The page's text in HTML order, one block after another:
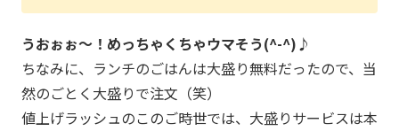
うおぉぉ～！めっちゃくちゃウマそう(^-^)♪
ちなみに、ランチのごはんは大盛り無料だったので、当
然のごとく大盛りで注文（笑）
値上げラッシュのこのご時世では、大盛りサービスは本